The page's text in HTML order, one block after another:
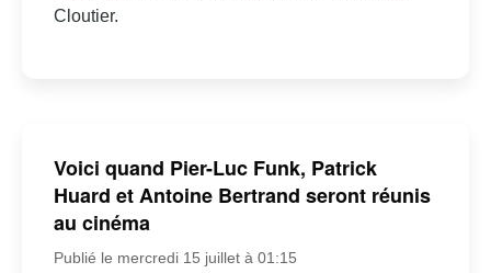
Cloutier.
Voici quand Pier-Luc Funk, Patrick
Huard et Antoine Bertrand seront réunis
au cinéma
Publié le mercredi 15 juillet à 01:15